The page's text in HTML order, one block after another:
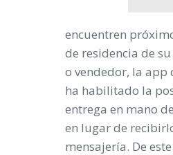
encuentren
de residencia de
o vendedor, la app
ha habilitado la
entrega en mano
en lugar de
mensajería. De